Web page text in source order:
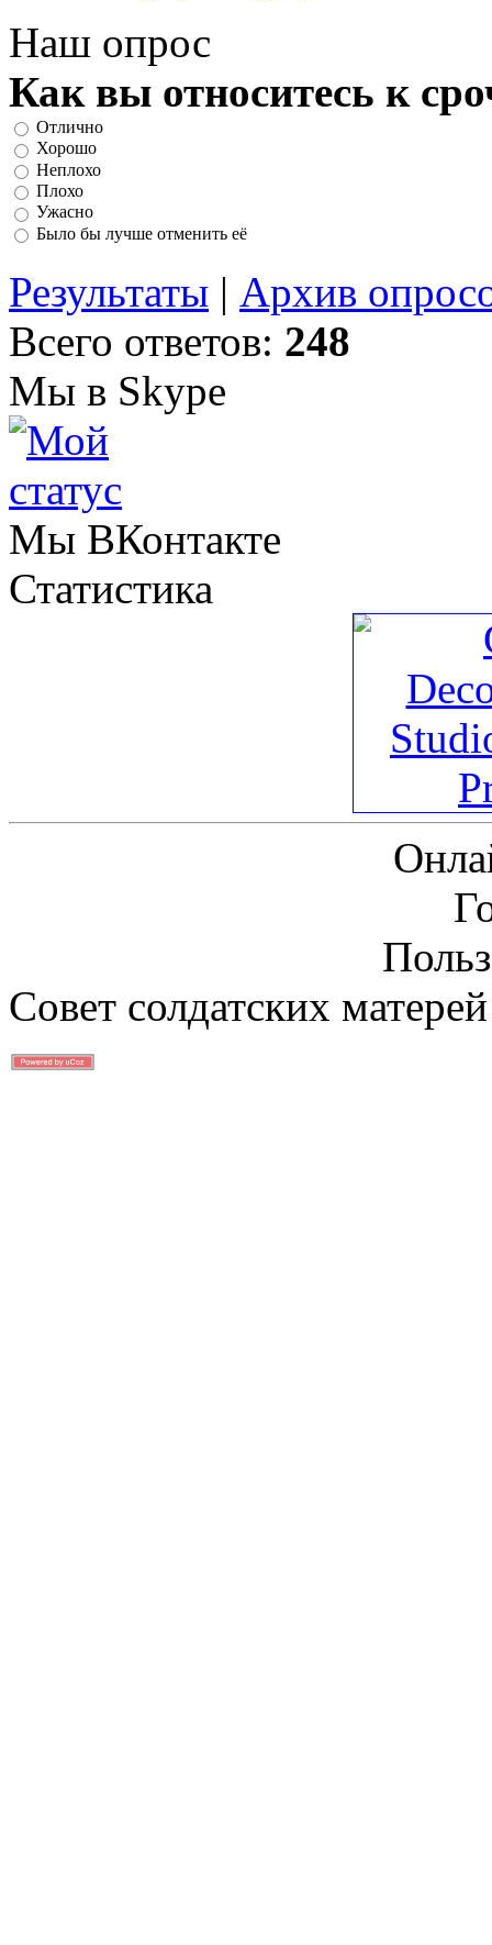
Наш опрос
Как вы относитесь к
Отлично
Хорошо
Неплохо
Плохо
Ужасно
Было бы лучше отменить её
Результаты | Архив
Всего ответов: 248
Мы в Skype
Мы ВКонтакте
Статистика
Совет солдатских